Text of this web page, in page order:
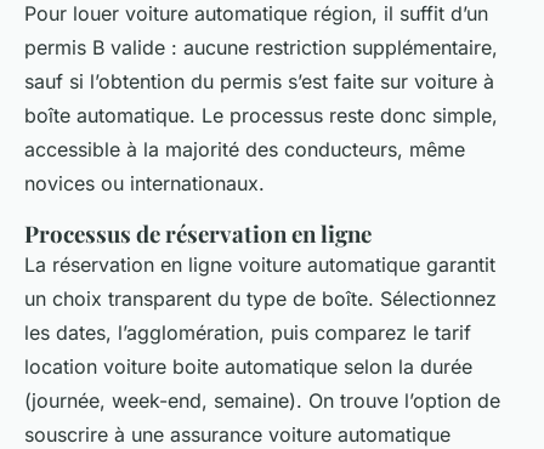
Pour louer voiture automatique région, il suffit d’un
permis B valide : aucune restriction supplémentaire,
sauf si l’obtention du permis s’est faite sur voiture à
boîte automatique. Le processus reste donc simple,
accessible à la majorité des conducteurs, même
novices ou internationaux.
Processus de réservation en ligne
La réservation en ligne voiture automatique garantit
un choix transparent du type de boîte. Sélectionnez
les dates, l’agglomération, puis comparez le tarif
location voiture boite automatique selon la durée
(journée, week-end, semaine). On trouve l’option de
souscrire à une assurance voiture automatique